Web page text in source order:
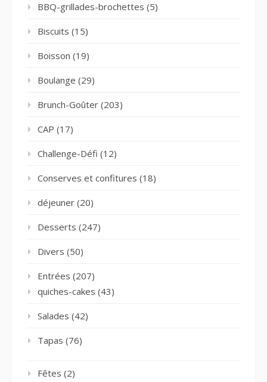
BBQ-grillades-brochettes (5)
Biscuits (15)
Boisson (19)
Boulange (29)
Brunch-Goûter (203)
CAP (17)
Challenge-Défi (12)
Conserves et confitures (18)
déjeuner (20)
Desserts (247)
Divers (50)
Entrées (207)
quiches-cakes (43)
Salades (42)
Tapas (76)
Fêtes (2)